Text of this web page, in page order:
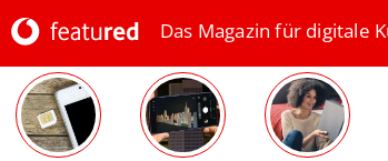
Das Magazin für digitale